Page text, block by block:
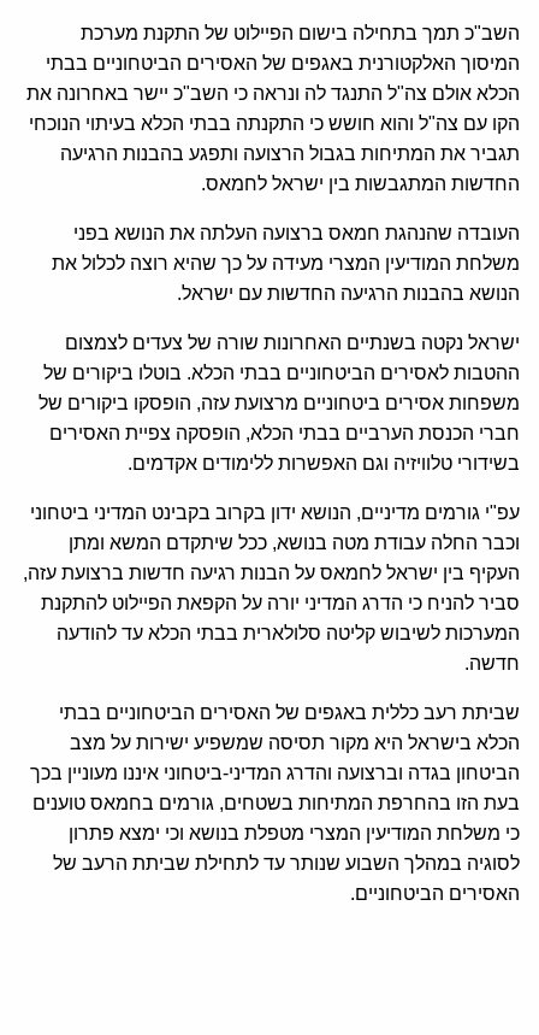
השב"כ תמך בתחילה בישום הפיילוט של התקנת מערכת
המיסוך האלקטורנית באגפים של האסירים הביטחוניים בבתי
הכלא אולם צה"ל התנגד לה ונראה כי השב"כ יישר באחרונה את
הקו עם צה"ל והוא חושש כי התקנתה בבתי הכלא בעיתוי הנוכחי
תגביר את המתיחות בגבול הרצועה ותפגע בהבנות הרגיעה
החדשות המתגבשות בין ישראל לחמאס.
העובדה שהנהגת חמאס ברצועה העלתה את הנושא בפני
משלחת המודיעין המצרי מעידה על כך שהיא רוצה לכלול את
הנושא בהבנות הרגיעה החדשות עם ישראל.
ישראל נקטה בשנתיים האחרונות שורה של צעדים לצמצום
ההטבות לאסירים הביטחוניים בבתי הכלא. בוטלו ביקורים של
משפחות אסירים ביטחוניים מרצועת עזה, הופסקו ביקורים של
חברי הכנסת הערביים בבתי הכלא, הופסקה צפיית האסירים
בשידורי טלוויזיה וגם האפשרות ללימודים אקדמים.
עפ"י גורמים מדיניים, הנושא ידון בקרוב בקבינט המדיני ביטחוני
וכבר החלה עבודת מטה בנושא, ככל שיתקדם המשא ומתן
העקיף בין ישראל לחמאס על הבנות רגיעה חדשות ברצועת עזה,
סביר להניח כי הדרג המדיני יורה על הקפאת הפיילוט להתקנת
המערכות לשיבוש קליטה סלולארית בבתי הכלא עד להודעה
חדשה.
שביתת רעב כללית באגפים של האסירים הביטחוניים בבתי
הכלא בישראל היא מקור תסיסה שמשפיע ישירות על מצב
הביטחון בגדה וברצועה והדרג המדיני-ביטחוני איננו מעוניין בכך
בעת הזו בהחרפת המתיחות בשטחים, גורמים בחמאס טוענים
כי משלחת המודיעין המצרי מטפלת בנושא וכי ימצא פתרון
לסוגיה במהלך השבוע שנותר עד לתחילת שביתת הרעב של
האסירים הביטחוניים.